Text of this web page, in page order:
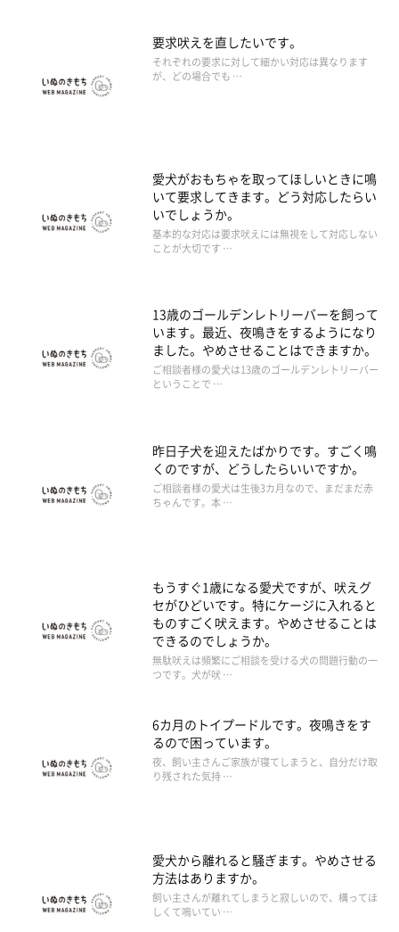
要求吠えを直したいです。
それぞれの要求に対して細かい対応は異なります
が、どの場合でも …
愛犬がおもちゃを取ってほしいときに鳴
いて要求してきます。どう対応したらい
いでしょうか。
基本的な対応は要求吠えには無視をして対応しない
ことが大切です …
13歳のゴールデンレトリーバーを飼って
います。最近、夜鳴きをするようになり
ました。やめさせることはできますか。
ご相談者様の愛犬は13歳のゴールデンレトリーバー
ということで …
昨日子犬を迎えたばかりです。すごく鳴
くのですが、どうしたらいいですか。
ご相談者様の愛犬は生後3カ月なので、まだまだ赤
ちゃんです。本 …
もうすぐ1歳になる愛犬ですが、吠えグ
セがひどいです。特にケージに入れると
ものすごく吠えます。やめさせることは
できるのでしょうか。
無駄吠えは頻繁にご相談を受ける犬の問題行動の一
つです。犬が吠 …
6カ月のトイプードルです。夜鳴きをす
るので困っています。
夜、飼い主さんご家族が寝てしまうと、自分だけ取
り残された気持 …
愛犬から離れると騒ぎます。やめさせる
方法はありますか。
飼い主さんが離れてしまうと寂しいので、構ってほ
しくて鳴いてい …